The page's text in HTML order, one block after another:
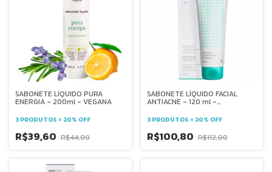
SABONETE LÍQUIDO PURA
ENERGIA - 200ml - VEGANA
3 PRODUTOS = 20% OFF
R$39,60 R$44,00
SABONETE LÍQUIDO FACIAL
ANTIACNE - 120 ml -
3 PRODUTOS = 20% OFF
R$100,80 R$112,00